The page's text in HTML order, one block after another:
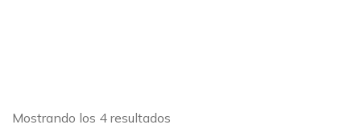
Mostrando los 4 resultados